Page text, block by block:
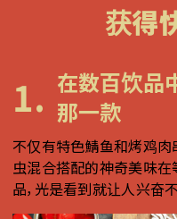
获得
1. 在数百饮品
那一款
不仅有特色鯖鱼和烤鸡肉
虫混合搭配的神奇美味在
品，光是看到就让人兴奋不